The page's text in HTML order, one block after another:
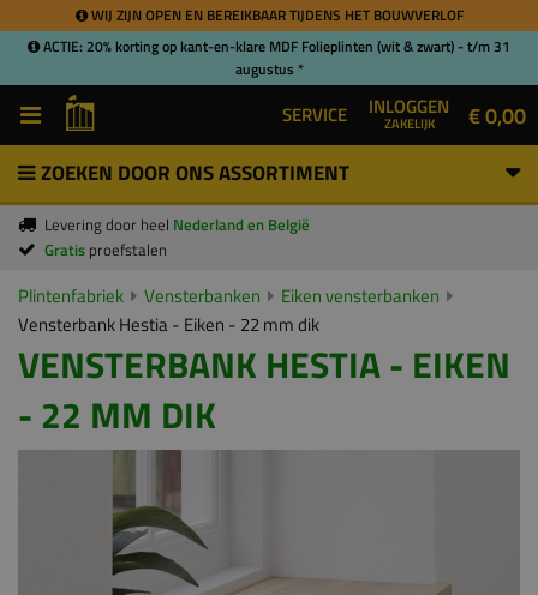
WIJ ZIJN OPEN EN BEREIKBAAR TIJDENS HET BOUWVERLOF
ACTIE: 20% korting op kant-en-klare MDF Folieplinten (wit & zwart) - t/m 31
augustus *
SERVICE INLOGGEN
ZAKELIJK € 0,00
ZOEKEN DOOR ONS ASSORTIMENT
Levering door heel Nederland en België
Gratis proefstalen
Plintenfabriek Vensterbanken
Eiken vensterbanken
Vensterbank Hestia - Eiken - 22 mm dik
VENSTERBANK HESTIA - EIKEN
- 22 MM DIK